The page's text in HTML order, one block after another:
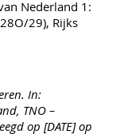
Nederland 1:
29), Rijks
In:
TNO –
op [DATE] op